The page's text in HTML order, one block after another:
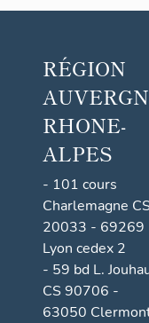
RÉGION
RHONE-
ALPES
- 101 cours
Charlemagne
20033 - 69269
Lyon cedex 2
- 59 bd L.
CS 90706 -
63050